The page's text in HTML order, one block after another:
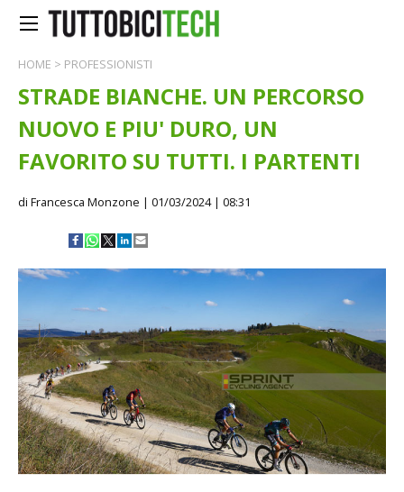
HOME > PROFESSIONISTI
STRADE BIANCHE. UN PERCORSO
NUOVO E PIU' DURO, UN
FAVORITO SU TUTTI. I PARTENTI
di Francesca Monzone | 01/03/2024 | 08:31